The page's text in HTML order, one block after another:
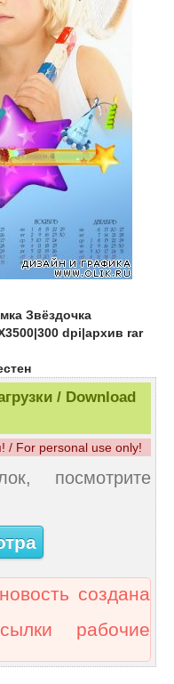
Звёздочка
dpi|архив rar
/ Download
/ For personal use only!
посмотрите
создана
рабочие